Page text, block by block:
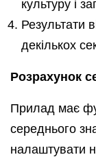
культуру і
Результати
декількох
Розрахунок
Прилад має
середнього
налаштувати